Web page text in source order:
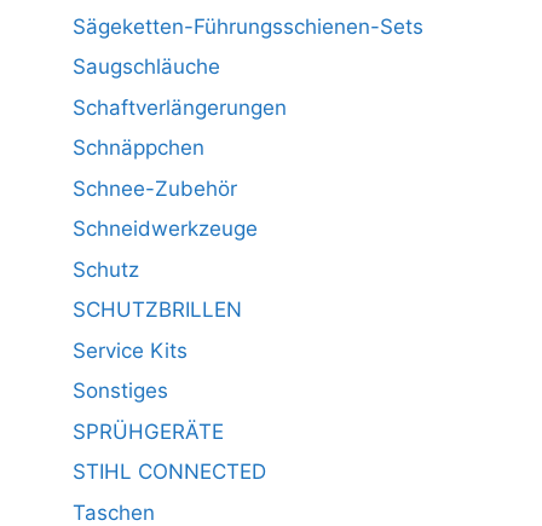
Sägeketten-Führungsschienen-Sets
Saugschläuche
Schaftverlängerungen
Schnäppchen
Schnee-Zubehör
Schneidwerkzeuge
Schutz
SCHUTZBRILLEN
Service Kits
Sonstiges
SPRÜHGERÄTE
STIHL CONNECTED
Taschen